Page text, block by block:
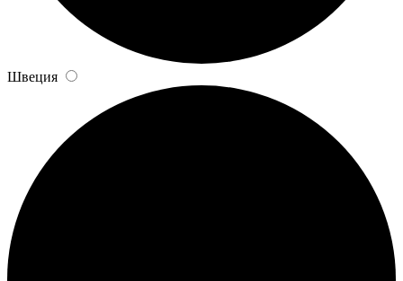
Швеция